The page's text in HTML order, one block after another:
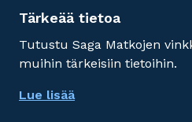
Tärkeää tietoa
Tutustu Saga Matkojen
muihin tärkeisiin tietoihin.
Lue lisää